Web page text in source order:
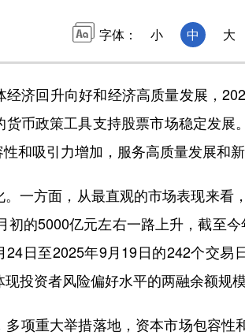
字体： 小 中 大
回升向好和经济高质量发展，
币政策工具支持股票市场稳定发
和吸引力增加，服务高质量发展和
方面，从最直观的市场表现来看
的5000亿元左右一路上升，截至
日至2025年9月19日的242个交
投资者风险偏好水平的两融余额规
重大举措落地，资本市场包容性